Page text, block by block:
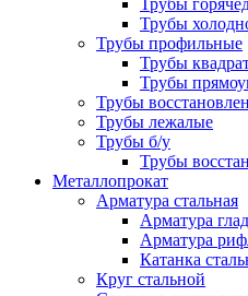
Трубы
Трубы
Трубы профильные
Трубы
Трубы
Трубы
Трубы лежалые
Трубы б/у
Трубы
Металлопрокат
Арматура стальная
Арматура
Арматура
Катанка
Круг стальной